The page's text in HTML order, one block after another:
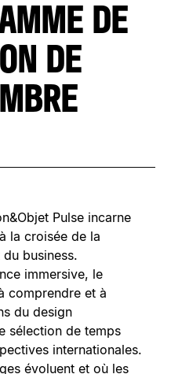
DE
DE
Pulse incarne
la croisée de la
business.
immersive, le
comprendre et à
du design
sélection de temps
internationales.
évoluent et où les